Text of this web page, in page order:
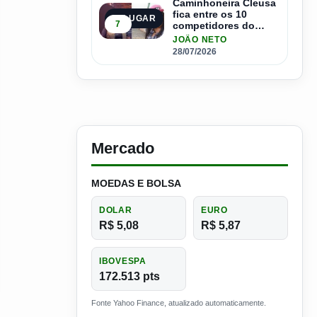
5º LUGAR
7
Caminhoneira Cleusa
fica entre os 10
competidores do
Master Driver Brasil
JOÃO NETO
28/07/2026
Mercado
MOEDAS E BOLSA
DOLAR
R$ 5,08
EURO
R$ 5,87
IBOVESPA
172.513 pts
Fonte Yahoo Finance, atualizado automaticamente.